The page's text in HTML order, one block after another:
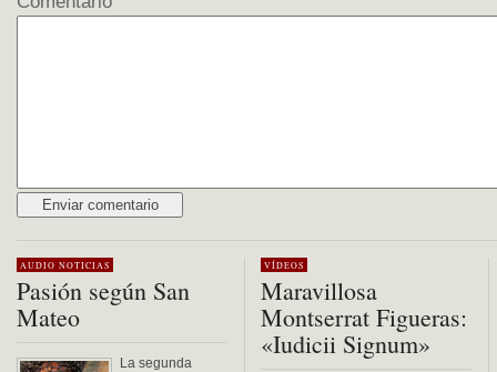
AUDIO NOTICIAS
Pasión según San
Mateo
La segunda
VÍDEOS
Maravillosa
Montserrat Figueras:
«Iudicii Signum»